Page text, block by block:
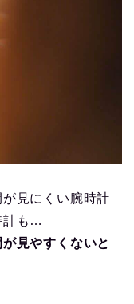
見にくい腕時計
計も…
見やすくないと